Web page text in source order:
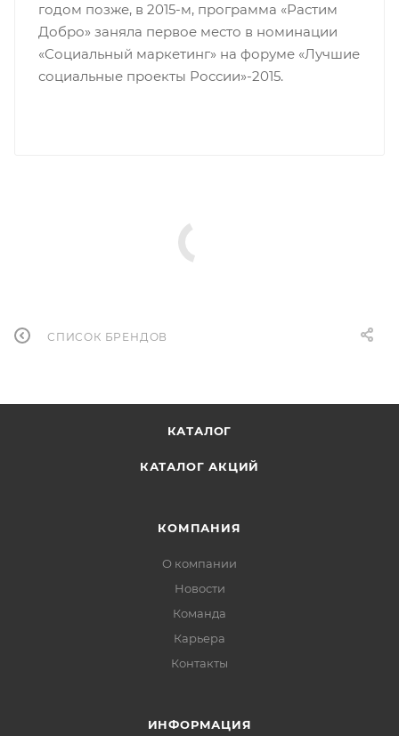
годом позже, в 2015-м, программа «Растим
Добро» заняла первое место в номинации
«Социальный маркетинг» на форуме «Лучшие
социальные проекты России»-2015.
СПИСОК БРЕНДОВ
КАТАЛОГ
КАТАЛОГ АКЦИЙ
КОМПАНИЯ
О компании
Новости
Команда
Карьера
Контакты
ИНФОРМАЦИЯ